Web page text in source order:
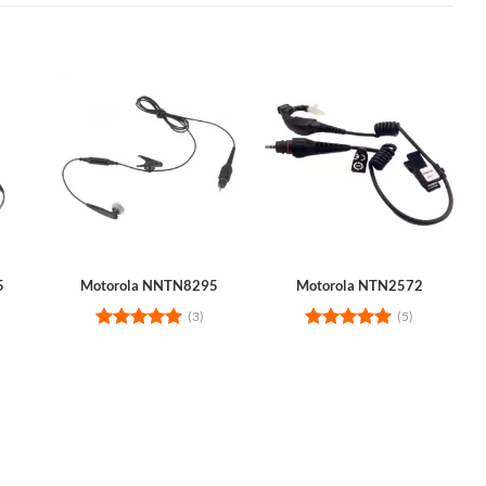
Motorola NNTN8295
(3)
Motorola NTN2572
(5)